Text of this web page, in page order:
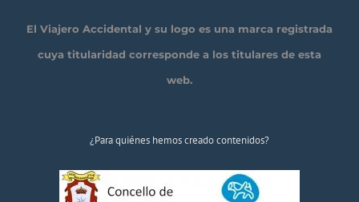
El Viajero Accidental y su logo es una marca registrada
cuya titularidad corresponde a los titulares de esta
web.
¿Para quiénes hemos creado contenidos?